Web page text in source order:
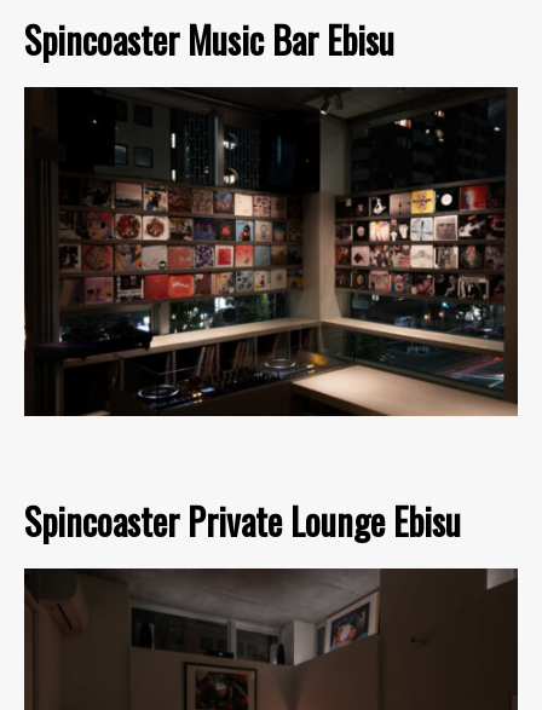
Spincoaster Music Bar Ebisu
Spincoaster Private Lounge Ebisu